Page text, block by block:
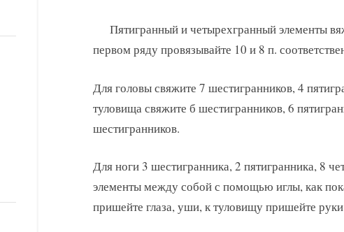
Пятигранный и четырехгранный элементы
первом ряду провязывайте 10 и 8 п.
Для головы свяжите 7 шестигранников, 4
туловища свяжите б шестигранников, 6
шестигранников.
Для ноги 3 шестигранника, 2 пятигранника, 8
элементы между собой с помощью иглы, как
пришейте глаза, уши, к туловищу пришейте